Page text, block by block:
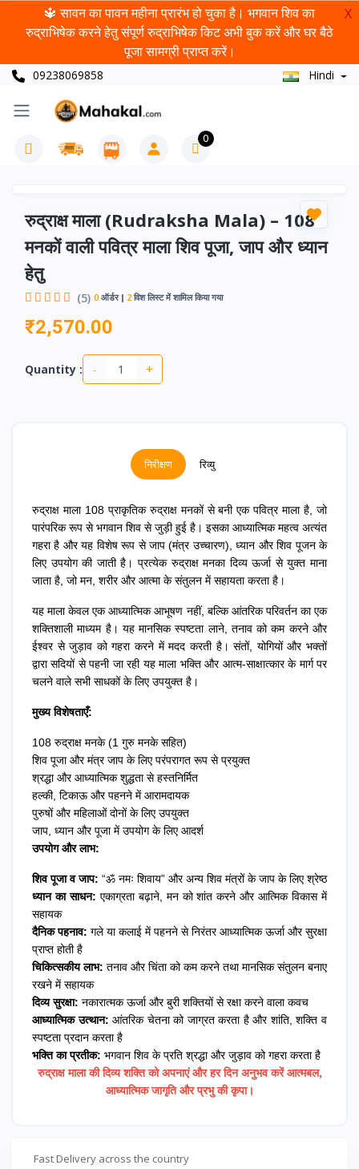
🔱 सावन का पावन महीना प्रारंभ हो चुका है। भगवान शिव का
रुद्राभिषेक करने हेतु संपूर्ण रुद्राभिषेक किट अभी बुक करें और घर बैठे
पूजा सामग्री प्राप्त करें।
X
09238069858 Hindi
0
रुद्राक्ष माला (Rudraksha Mala) – 108
मनकों वाली पवित्र माला शिव पूजा, जाप और ध्यान
हेतु
(5) 0 ऑर्डर 2 विश लिस्ट में शामिल किया गया
₹2,570.00
Quantity : - +
निरीक्षण रिव्यु
रुद्राक्ष माला 108 प्राकृतिक रुद्राक्ष मनकों से बनी एक पवित्र माला है, जो
पारंपरिक रूप से भगवान शिव से जुड़ी हुई है। इसका आध्यात्मिक महत्व अत्यंत
गहरा है और यह विशेष रूप से जाप (मंत्र उच्चारण), ध्यान और शिव पूजन के
लिए उपयोग की जाती है। प्रत्येक रुद्राक्ष मनका दिव्य ऊर्जा से युक्त माना
जाता है, जो मन, शरीर और आत्मा के संतुलन में सहायता करता है।
यह माला केवल एक आध्यात्मिक आभूषण नहीं, बल्कि आंतरिक परिवर्तन का एक
शक्तिशाली माध्यम है। यह मानसिक स्पष्टता लाने, तनाव को कम करने और
ईश्वर से जुड़ाव को गहरा करने में मदद करती है। संतों, योगियों और भक्तों
द्वारा सदियों से पहनी जा रही यह माला भक्ति और आत्म-साक्षात्कार के मार्ग पर
चलने वाले सभी साधकों के लिए उपयुक्त है।
मुख्य विशेषताएँ:
108 रुद्राक्ष मनके (1 गुरु मनके सहित)
शिव पूजा और मंत्र जाप के लिए परंपरागत रूप से प्रयुक्त
श्रद्धा और आध्यात्मिक शुद्धता से हस्तनिर्मित
हल्की, टिकाऊ और पहनने में आरामदायक
पुरुषों और महिलाओं दोनों के लिए उपयुक्त
जाप, ध्यान और पूजा में उपयोग के लिए आदर्श
उपयोग और लाभ:
शिव पूजा व जाप: “ॐ नमः शिवाय” और अन्य शिव मंत्रों के जाप के लिए श्रेष्ठ
ध्यान का साधन: एकाग्रता बढ़ाने, मन को शांत करने और आत्मिक विकास में
सहायक
दैनिक पहनाव: गले या कलाई में पहनने से निरंतर आध्यात्मिक ऊर्जा और सुरक्षा
प्राप्त होती है
चिकित्सकीय लाभ: तनाव और चिंता को कम करने तथा मानसिक संतुलन बनाए
रखने में सहायक
दिव्य सुरक्षा: नकारात्मक ऊर्जा और बुरी शक्तियों से रक्षा करने वाला कवच
आध्यात्मिक उत्थान: आंतरिक चेतना को जाग्रत करता है और शांति, शक्ति व
स्पष्टता प्रदान करता है
भक्ति का प्रतीक: भगवान शिव के प्रति श्रद्धा और जुड़ाव को गहरा करता है
रुद्राक्ष माला की दिव्य शक्ति को अपनाएं और हर दिन अनुभव करें आत्मबल,
आध्यात्मिक जागृति और प्रभु की कृपा।
Fast Delivery across the country